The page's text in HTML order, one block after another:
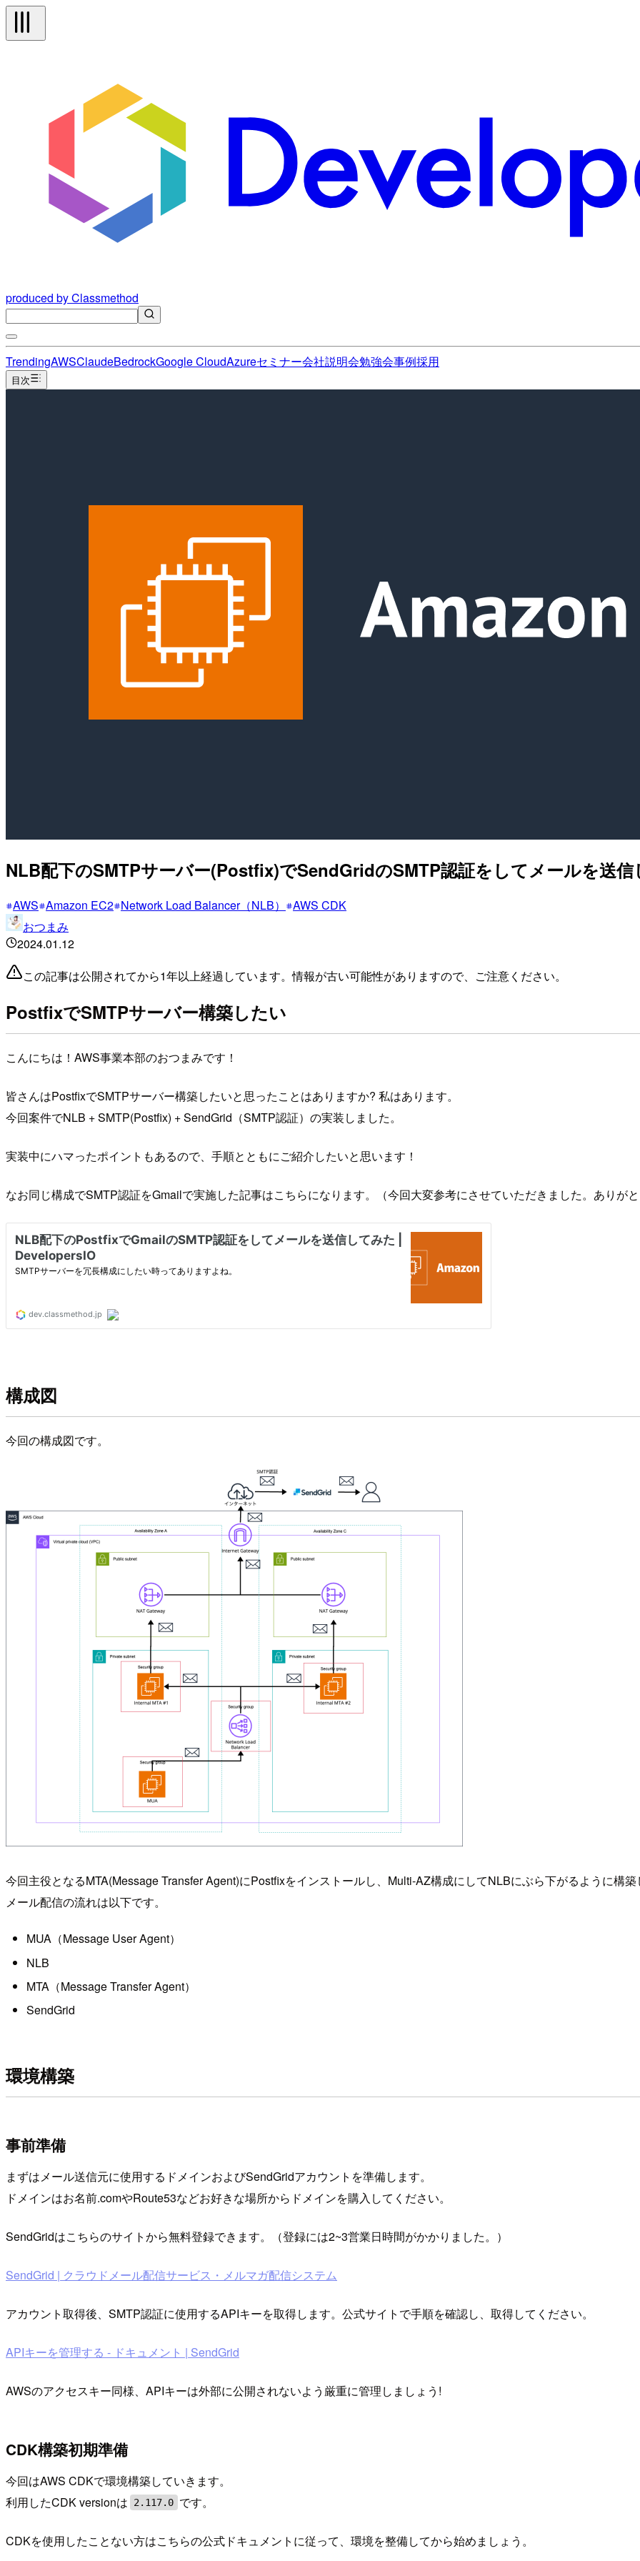
produced by Classmethod
TrendingAWSClaudeBedrockGoogle CloudAzureセミナー会社説明会勉強会事例採用
目次
NLB配下のSMTPサーバー(Postfix)でSendGridのSMTP認証をしてメールを送信
AWS Amazon EC2 Network Load Balancer（NLB）
AWS CDK
おつまみ
2024.01.12
この記事は公開されてから1年以上経過しています。情報が古い可能性がありますので、ご注意ください。
PostfixでSMTPサーバー構築したい
こんにちは！AWS事業本部のおつまみです！
皆さんはPostfixでSMTPサーバー構築したいと思ったことはありますか? 私はあります。
今回案件でNLB + SMTP(Postfix) + SendGrid（SMTP認証）の実装しました。
実装中にハマったポイントもあるので、手順とともにご紹介したいと思います！
なお同じ構成でSMTP認証をGmailで実施した記事はこちらになります。（今回大変参考にさせていただきました。ありがと
構成図
今回の構成図です。
今回主役となるMTA(Message Transfer Agent)にPostfixをインストールし、Multi-AZ構成にしてNLBにぶら下がるように構築
メール配信の流れは以下です。
MUA（Message User Agent）
NLB
MTA（Message Transfer Agent）
SendGrid
環境構築
事前準備
まずはメール送信元に使用するドメインおよびSendGridアカウントを準備します。
ドメインはお名前.comやRoute53などお好きな場所からドメインを購入してください。
SendGridはこちらのサイトから無料登録できます。（登録には2~3営業日時間がかかりました。）
SendGrid | クラウドメール配信サービス・メルマガ配信システム
アカウント取得後、SMTP認証に使用するAPIキーを取得します。公式サイトで手順を確認し、取得してください。
APIキーを管理する - ドキュメント | SendGrid
AWSのアクセスキー同様、APIキーは外部に公開されないよう厳重に管理しましょう!
CDK構築初期準備
今回はAWS CDKで環境構築していきます。
利用したCDK versionは
2.117.0 です。
CDKを使用したことない方はこちらの公式ドキュメントに従って、環境を整備してから始めましょう。